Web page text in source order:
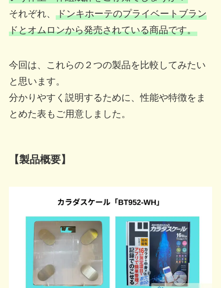
それぞれ、 ドンキホーテのプライベートブラン
ドとオムロンから発売されている商品です。
今回は、これらの２つの製品を比較してみたい
と思います。
分かりやすく説明するために、性能や特徴をま
とめた表もご用意しました。
【製品概要】